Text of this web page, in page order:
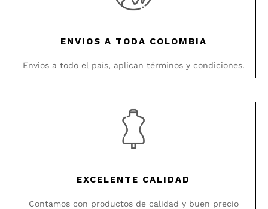
ENVIOS A TODA COLOMBIA
Envios a todo el país, aplican términos y condiciones.
EXCELENTE CALIDAD
Contamos con productos de calidad y buen precio